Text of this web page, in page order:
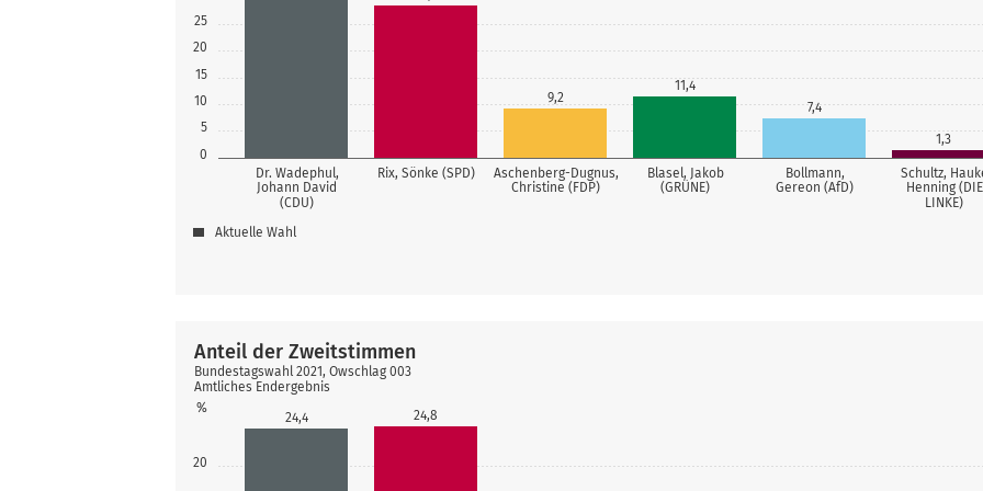
0
5
10
15
20
25
Dr. Wadephul,
Johann David
(CDU)
Rix, Sönke (SPD)
Aschenberg-Dugnus,
Christine (FDP)
Blasel, Jakob
(GRÜNE)
Bollmann,
Gereon (AfD)
Schultz,
Henning (DIE
LINKE)
9,2
11,4
7,4
1,3
Aktuelle Wahl
20
%
24,4 24,8
Anteil der Zweitstimmen
Bundestagswahl 2021, Owschlag 003
Amtliches Endergebnis